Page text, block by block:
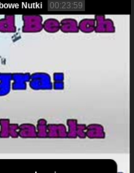
Nutki 00:23:59